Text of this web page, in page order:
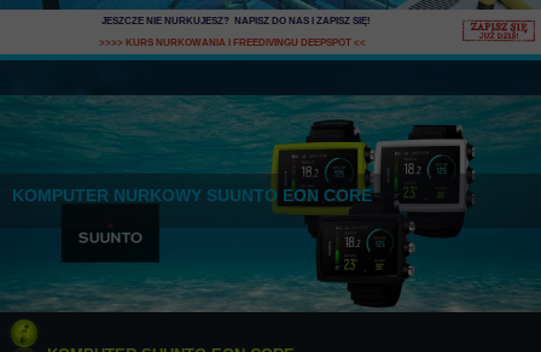
JESZCZE NIE NURKUJESZ? NAPISZ DO NAS I ZAPISZ SIĘ!
>>>> KURS NURKOWANIA I FREEDIVINGU DEEPSPOT<<
KOMPUTER NURKOWY SUUNTO EON CORE